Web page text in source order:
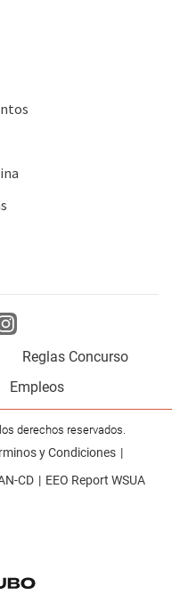
Reglas Concurso
Empleos
derechos reservados.
y Condiciones
CD EEO Report WSUA